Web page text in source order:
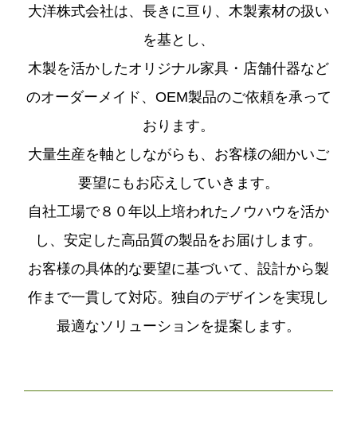
大洋株式会社は、長きに亘り、木製素材の扱い
を基とし、
木製を活かしたオリジナル家具・店舗什器など
のオーダーメイド、OEM製品のご依頼を承って
おります。
大量生産を軸としながらも、お客様の細かいご
要望にもお応えしていきます。
自社工場で８０年以上培われたノウハウを活か
し、安定した高品質の製品をお届けします。
お客様の具体的な要望に基づいて、設計から製
作まで一貫して対応。独自のデザインを実現し
最適なソリューションを提案します。